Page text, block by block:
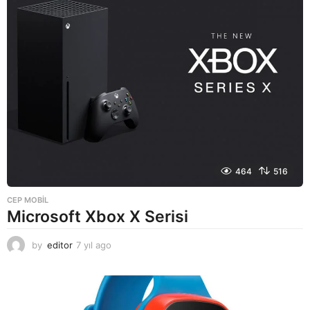
464 516
CEP MOBIL
Microsoft Xbox X Serisi
by editor 7 yıl ago